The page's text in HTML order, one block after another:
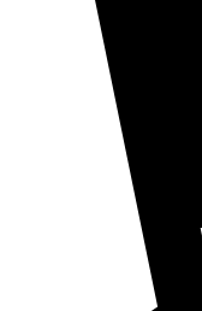
45,90 €.